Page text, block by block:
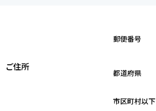
ご住所
郵便番号
都道府県
市区町村以下